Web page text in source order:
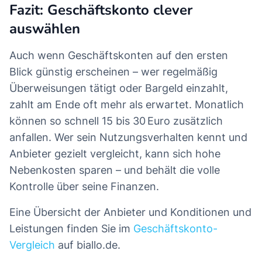
Fazit: Geschäftskonto clever
auswählen
Auch wenn Geschäftskonten auf den ersten
Blick günstig erscheinen – wer regelmäßig
Überweisungen tätigt oder Bargeld einzahlt,
zahlt am Ende oft mehr als erwartet. Monatlich
können so schnell 15 bis 30 Euro zusätzlich
anfallen. Wer sein Nutzungsverhalten kennt und
Anbieter gezielt vergleicht, kann sich hohe
Nebenkosten sparen – und behält die volle
Kontrolle über seine Finanzen.
Eine Übersicht der Anbieter und Konditionen und
Leistungen finden Sie im Geschäftskonto-
Vergleich auf biallo.de.